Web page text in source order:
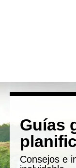
Guías
Consejos e